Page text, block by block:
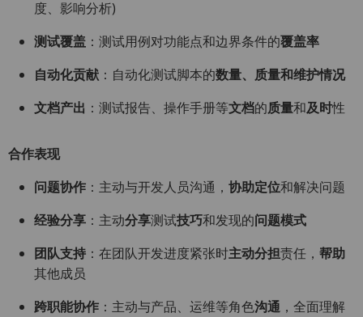
度、影响分析)
测试覆盖 ：测试用例对功能点和边界条件的覆盖率
自动化贡献 ：自动化测试脚本的数量、质量和维护情况
文档产出 ：测试报告、操作手册等文档的质量和及时性
合作表现
问题协作 ：主动与开发人员沟通， 协助定位和解决问题
经验分享 ：主动分享测试技巧和发现的问题模式
团队支持 ：在团队开发进度紧张时主动分担责任， 帮助
其他成员
跨职能协作 ：主动与产品、运维等角色沟通 ，全面理解